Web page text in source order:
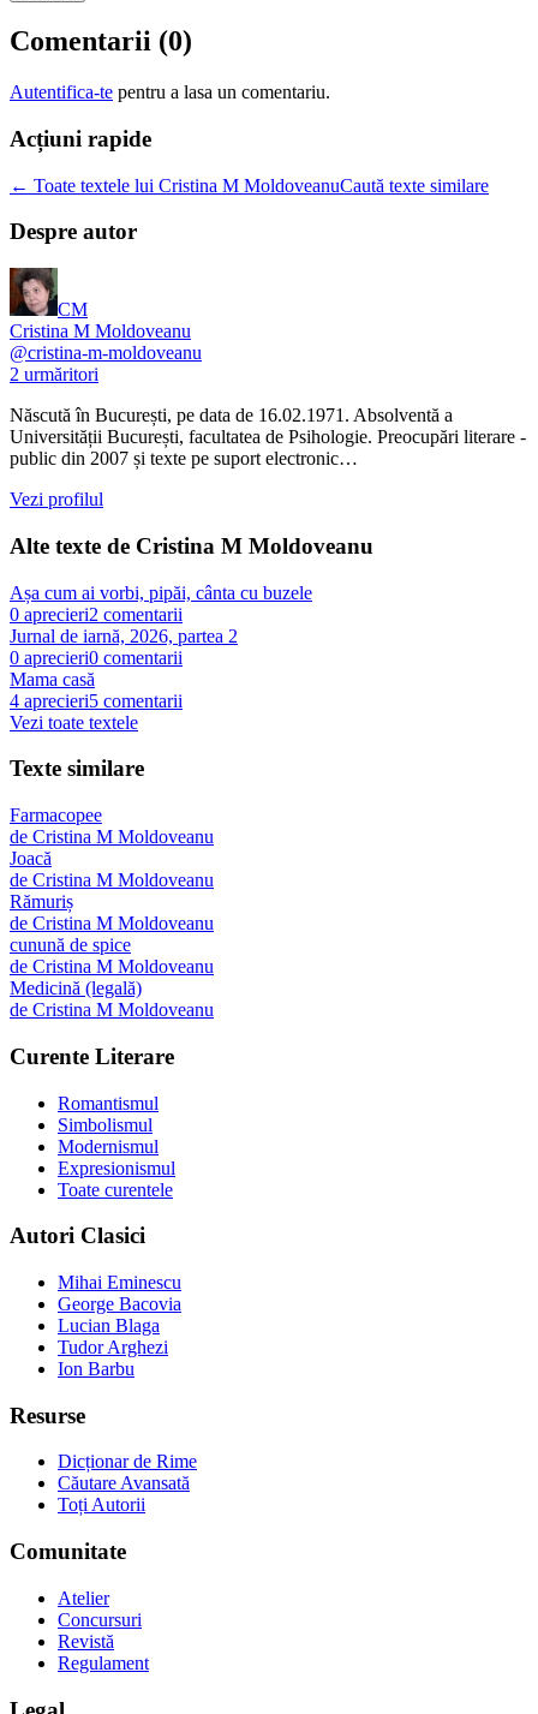
Comentarii (0)
Autentifica-te pentru a lasa un comentariu.
Acțiuni rapide
← Toate textele lui Cristina M MoldoveanuCaută texte similare
Despre autor
CM
Cristina M Moldoveanu
@cristina-m-moldoveanu
2 urmăritori
Născută în București, pe data de 16.02.1971. Absolventă a
Universității București, facultatea de Psihologie. Preocupări literare -
public din 2007 și texte pe suport electronic…
Vezi profilul
Alte texte de Cristina M Moldoveanu
Așa cum ai vorbi, pipăi, cânta cu buzele
0 aprecieri2 comentarii
Jurnal de iarnă, 2026, partea 2
0 aprecieri0 comentarii
Mama casă
4 aprecieri5 comentarii
Vezi toate textele
Texte similare
Farmacopee
de Cristina M Moldoveanu
Joacă
de Cristina M Moldoveanu
Rămuriș
de Cristina M Moldoveanu
cunună de spice
de Cristina M Moldoveanu
Medicină (legală)
de Cristina M Moldoveanu
Curente Literare
Romantismul
Simbolismul
Modernismul
Expresionismul
Toate curentele
Autori Clasici
Mihai Eminescu
George Bacovia
Lucian Blaga
Tudor Arghezi
Ion Barbu
Resurse
Dicționar de Rime
Căutare Avansată
Toți Autorii
Comunitate
Atelier
Concursuri
Revistă
Regulament